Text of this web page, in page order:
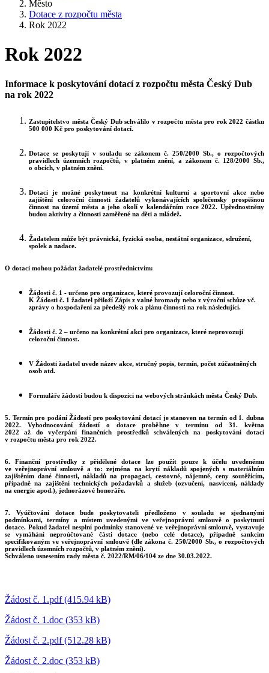
Město
Dotace z rozpočtu města
Rok 2022
Rok 2022
Informace k poskytování dotací z rozpočtu města Český Dub
na rok 2022
Zastupitelstvo města Český Dub schválilo v rozpočtu města pro rok 2022 částku
500 000 Kč pro poskytování dotací.
Dotace se poskytují v souladu se zákonem č. 250/2000 Sb., o rozpočtových
pravidlech územních rozpočtů, v platném znění, a zákonem č. 128/2000 Sb.,
o obcích, v platném znění.
Dotaci je možné poskytnout na konkrétní kulturní a sportovní akce nebo
zajištění celoroční činnosti žadatelů vykonávajících společensky prospěšnou
činnost na území města a jeho okolí v kalendářním roce 2022. Upřednostněny
budou aktivity a činnosti zaměřené na děti a mládež.
Žadatelem může být právnická, fyzická osoba, nestátní organizace, sdružení,
spolek a nadace.
O dotaci mohou požádat žadatelé prostřednictvím:
Žádosti č. 1 - určeno pro organizace, které provozují celoroční činnost.
K Žádosti č. 1 žadatel přiloží Zápis z valné hromady nebo z výroční schůze vč.
zprávy o hospodaření za předešlý rok a plánu činnosti na rok následující.
Žádosti č. 2 – určeno na konkrétní akci pro organizace, které neprovozují
celoroční činnost.
V Žádosti žadatel uvede název akce, stručný popis, termín, počet zúčastněných
osob atd.
Formuláře žádostí budou k dispozici na webových stránkách města Český Dub.
5. Termín pro podání Žádostí pro poskytování dotací je stanoven na termín od 1. dubna
2022. Vyhodnocování žádostí o dotace proběhne v termínu od 31. května
2022 až do vyčerpání finančních prostředků schválených na poskytování dotací
v rozpočtu města pro rok 2022.
6. Finanční prostředky z přidělené dotace lze použít pouze k účelu uvedenému
ve veřejnoprávní smlouvě a to: zejména na krytí nákladů spojených s materiálním
zajištěním dané činnosti, nákladů na propagaci, cestovné, nájemné, ceny soutěžícím,
případně na zajištění technických požadavků a služeb (ozvučení, nasvícení, náklady
na energie apod.), jednorázové honoráře.
7. Vyúčtování dotace bude poskytovateli předloženo v souladu se sjednanými
podmínkami, termíny a místem uvedenými ve veřejnoprávní smlouvě o poskytnutí
dotace. Pokud žadatel nesplní podmínky stanovené ve veřejnoprávní smlouvě, vystavuje
se vymáhání neproúčtované části dotace (nebo celé dotace), případně sankcím
specifikovaným ve veřejnoprávní smlouvě (dle zákona č. 250/2000 Sb., o rozpočtových
pravidlech územních rozpočtů, v platném znění).
Schváleno usnesením rady města č. 2022/RM/06/104 ze dne 30.03.2022.
Žádost č. 1.pdf (415.94 kB)
Žádost č. 1.doc (353 kB)
Žádost č. 2.pdf (512.28 kB)
Žádost č. 2.doc (353 kB)